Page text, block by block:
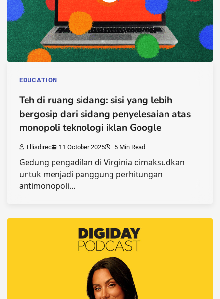
EDUCATION
Teh di ruang sidang: sisi yang lebih
bergosip dari sidang penyelesaian atas
monopoli teknologi iklan Google
Ellisdirec 11 October 2025 5 Min Read
Gedung pengadilan di Virginia dimaksudkan
untuk menjadi panggung perhitungan
antimonopoli…